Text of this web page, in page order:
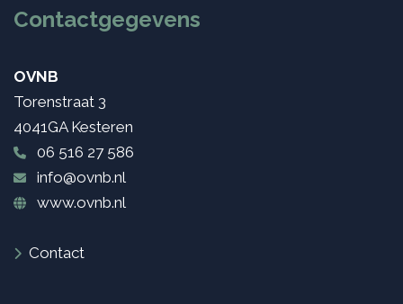
Contactgegevens
OVNB
Torenstraat 3
4041GA Kesteren
06 516 27 586
info@ovnb.nl
www.ovnb.nl
Contact